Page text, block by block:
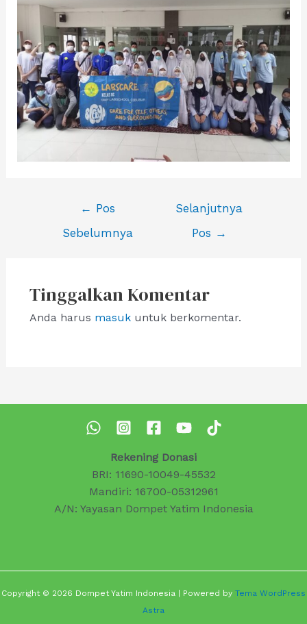
← Pos
Sebelumnya
Selanjutnya
Pos →
Tinggalkan Komentar
Anda harus masukuntuk berkomentar.
Rekening Donasi
BRI: 11690-10049-45532
Mandiri: 16700-05312961
A/N: Yayasan Dompet Yatim Indonesia
Copyright © 2026 Dompet Yatim Indonesia | Powered by Tema WordPress
Astra